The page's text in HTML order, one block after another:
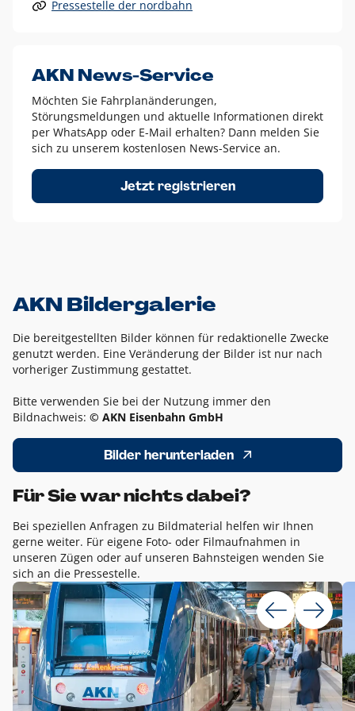
Alle anderen Logo-Varianten dürfen nur in Ausnahmefällen
Diese Ausnahmen sind zum Beispiel:
dem AKN Blau,
weißes Logo auf Fotohintergründen,
schwarzes Logo für reine Schwarz-Weiß-Umsetzungen
Um das Logo herum muss ein Schutzraum von jeweils einer
Höhe bzw. Breite des N aus AKN in alle Richtungen
Pressestelle der nordbahn
AKN News-Service
Möchten Sie Fahrplanänderungen,
Störungsmeldungen und aktuelle Informationen direkt
per WhatsApp oder E-Mail erhalten? Dann melden Sie
sich zu unserem kostenlosen News-Service an.
Jetzt registrieren
AKN Bildergalerie
Die bereitgestellten Bilder können für redaktionelle Zwecke
genutzt werden. Eine Veränderung der Bilder ist nur nach
vorheriger Zustimmung gestattet.
Bitte verwenden Sie bei der Nutzung immer den
Bildnachweis: © AKN Eisenbahn GmbH
Bilder herunterladen
Für Sie war nichts dabei?
Bei speziellen Anfragen zu Bildmaterial helfen wir Ihnen
gerne weiter. Für eigene Foto- oder Filmaufnahmen in
unseren Zügen oder auf unseren Bahnsteigen wenden Sie
sich an die Pressestelle.